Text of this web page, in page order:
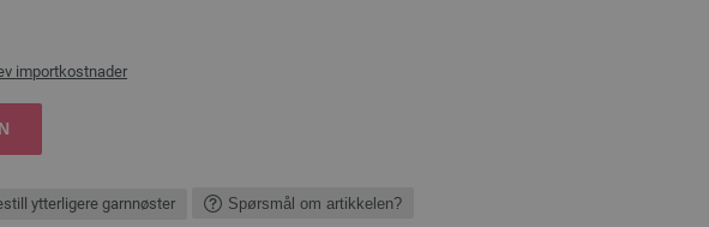
importkostnader
ytterligere garnnøster Spørsmål om artikkelen?